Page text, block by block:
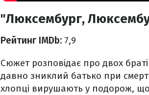
"Люксембург,
Рейтинг IMDb: 7,9
Сюжет розповідає про двох
давно зниклий батько при
хлопці вирушають у подорож,